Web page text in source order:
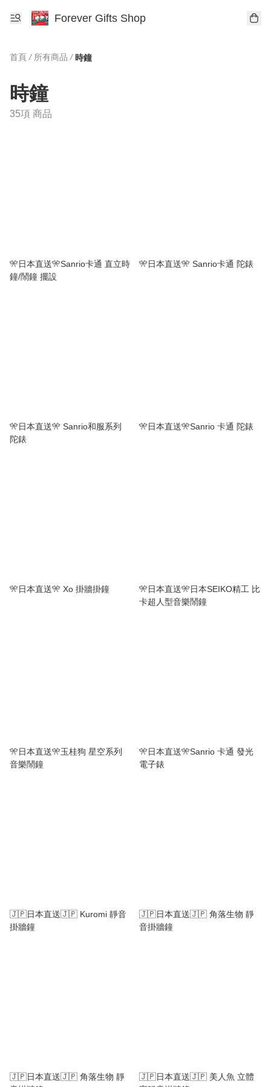
Forever Gifts Shop
首頁 / 所有商品 / 時鐘
時鐘
35項 商品
🎌日本直送🎌Sanrio卡通 直立時
鐘/鬧鐘 擺設
🎌日本直送🎌 Sanrio卡通 陀錶
🎌日本直送🎌 Sanrio和服系列
陀錶
🎌日本直送🎌Sanrio 卡通 陀錶
🎌日本直送🎌 Xo 掛牆掛鐘
🎌日本直送🎌日本SEIKO精工 比
卡超人型音樂鬧鐘
🎌日本直送🎌玉桂狗 星空系列
音樂鬧鐘
🎌日本直送🎌Sanrio 卡通 發光
電子錶
🇯🇵日本直送🇯🇵 Kuromi 靜音
掛牆鐘
🇯🇵日本直送🇯🇵 角落生物 靜
音掛牆鐘
🇯🇵日本直送🇯🇵 角落生物 靜
🇯🇵日本直送🇯🇵 美人魚 立體